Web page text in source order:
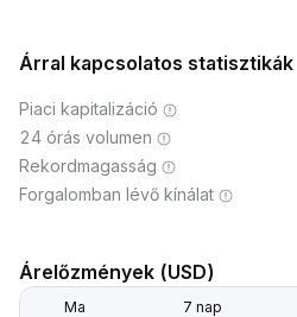
Árral kapcsolatos statisztikák
Piaci kapitalizáció
24 órás volumen
Rekordmagasság
Forgalomban lévő kínálat
Árelőzmények (USD)
Ma 7 nap